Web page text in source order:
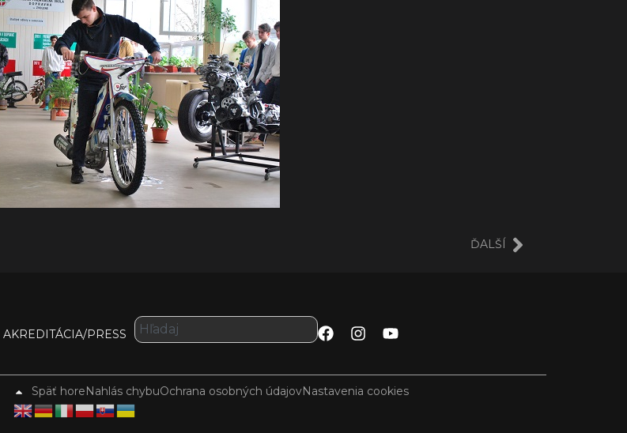
ĎALŠÍ
AKREDITÁCIA/PRESS
Späť hore Nahlás chybuOchrana osobných údajovNastavenia cookies